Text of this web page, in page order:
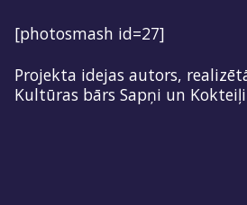
[photosmash id=27]
Projekta idejas autors,
Kultūras bārs Sapņi un Kokteiļi